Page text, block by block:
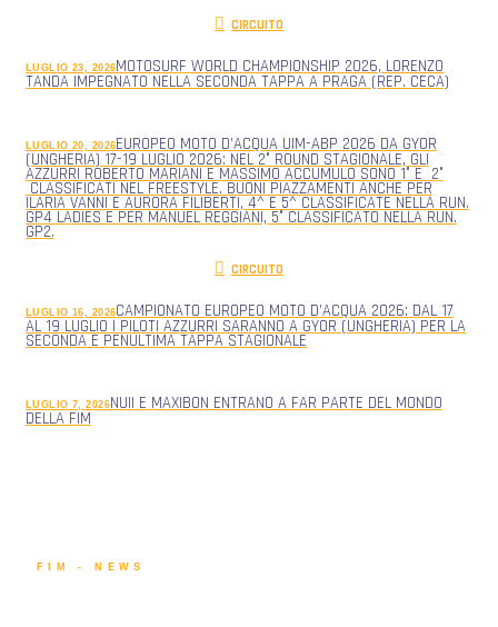
CIRCUITO
LUGLIO 23, 2026MOTOSURF WORLD CHAMPIONSHIP 2026, LORENZO
TANDA IMPEGNATO NELLA SECONDA TAPPA A PRAGA (REP. CECA)
LUGLIO 20, 2026EUROPEO MOTO D’ACQUA UIM-ABP 2026 DA GYOR
(UNGHERIA) 17-19 LUGLIO 2026: NEL 2° ROUND STAGIONALE, GLI
AZZURRI ROBERTO MARIANI E MASSIMO ACCUMULO SONO 1° E 2°
CLASSIFICATI NEL FREESTYLE. BUONI PIAZZAMENTI ANCHE PER
ILARIA VANNI E AURORA FILIBERTI, 4^ E 5^ CLASSIFICATE NELLA RUN.
GP4 LADIES E PER MANUEL REGGIANI, 5° CLASSIFICATO NELLA RUN.
GP2.
CIRCUITO
LUGLIO 16, 2026CAMPIONATO EUROPEO MOTO D’ACQUA 2026: DAL 17
AL 19 LUGLIO I PILOTI AZZURRI SARANNO A GYOR (UNGHERIA) PER LA
SECONDA E PENULTIMA TAPPA STAGIONALE
LUGLIO 7, 2026NUII E MAXIBON ENTRANO A FAR PARTE DEL MONDO
DELLA FIM
FIM - NEWS